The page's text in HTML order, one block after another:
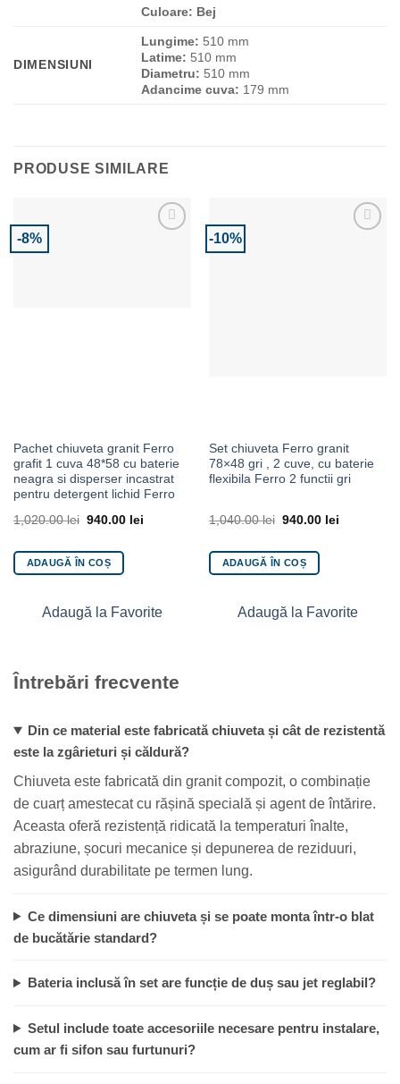
Culoare: Bej
DIMENSIUNI
Lungime: 510 mm
Latime: 510 mm
Diametru: 510 mm
Adancime cuva: 179 mm
PRODUSE SIMILARE
-8%
Pachet chiuveta granit Ferro
grafit 1 cuva 48*58 cu baterie
neagra si disperser incastrat
pentru detergent lichid Ferro
1,020.00lei 940.00 lei
ADAUGĂ ÎN COȘ
Adaugă la Favorite
-10%
Set chiuveta Ferro granit
78×48 gri , 2 cuve, cu baterie
flexibila Ferro 2 functii gri
1,040.00lei 940.00 lei
ADAUGĂ ÎN COȘ
Adaugă la Favorite
Întrebări frecvente
Din ce material este fabricată chiuveta și cât de rezistentă
este la zgârieturi și căldură?
Chiuveta este fabricată din granit compozit, o combinație
de cuarț amestecat cu rășină specială și agent de întărire.
Aceasta oferă rezistență ridicată la temperaturi înalte,
abraziune, șocuri mecanice și depunerea de reziduuri,
asigurând durabilitate pe termen lung.
Ce dimensiuni are chiuveta și se poate monta într-o blat
de bucătărie standard?
Bateria inclusă în set are funcție de duș sau jet reglabil?
Setul include toate accesoriile necesare pentru instalare,
cum ar fi sifon sau furtunuri?